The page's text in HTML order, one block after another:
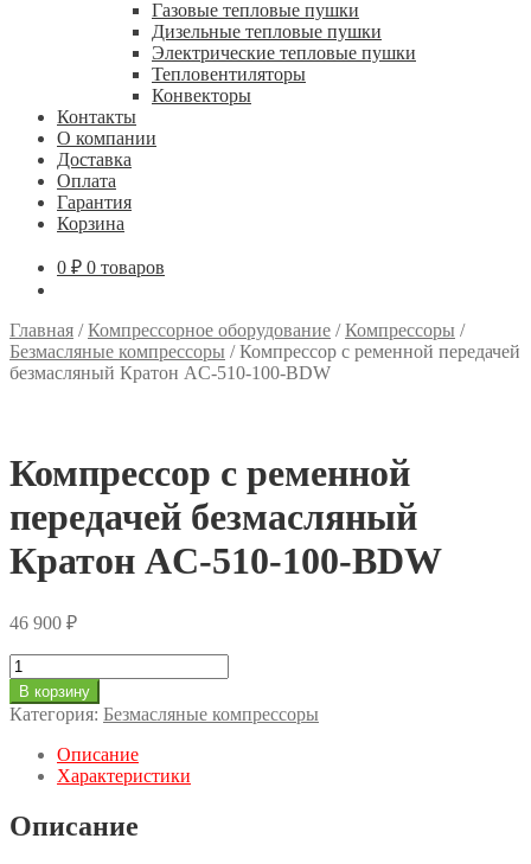
Газовые тепловые пушки
Дизельные тепловые пушки
Электрические тепловые пушки
Тепловентиляторы
Конвекторы
Контакты
О компании
Доставка
Оплата
Гарантия
Корзина
0 ₽ 0 товаров
Главная /Компрессорное оборудование /Компрессоры /
Безмасляные компрессоры /Компрессор с ременной передачей
безмасляный Кратон AC-510-100-BDW
Компрессор с ременной
передачей безмасляный
Кратон AC-510-100-BDW
46 900 ₽
Количество
товара
Компрессор
с
ременной
передачей
безмасляный
Кратон
AC-
В корзину
Категория: Безмасляные компрессоры
Описание
Характеристики
Описание